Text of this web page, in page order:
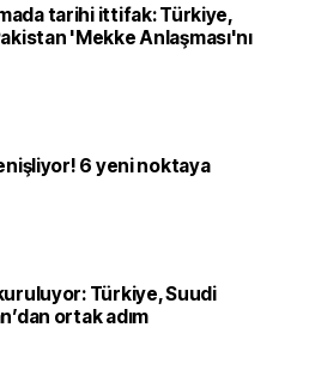
tarihi ittifak: Türkiye,
'Mekke Anlaşması'nı
6 yeni noktaya
Türkiye, Suudi
ortak adım